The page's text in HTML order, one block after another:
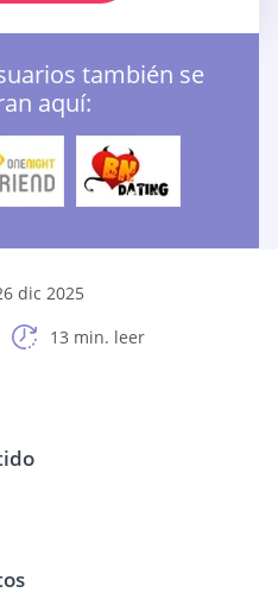
también se
aquí:
dic 2025
13 min. leer